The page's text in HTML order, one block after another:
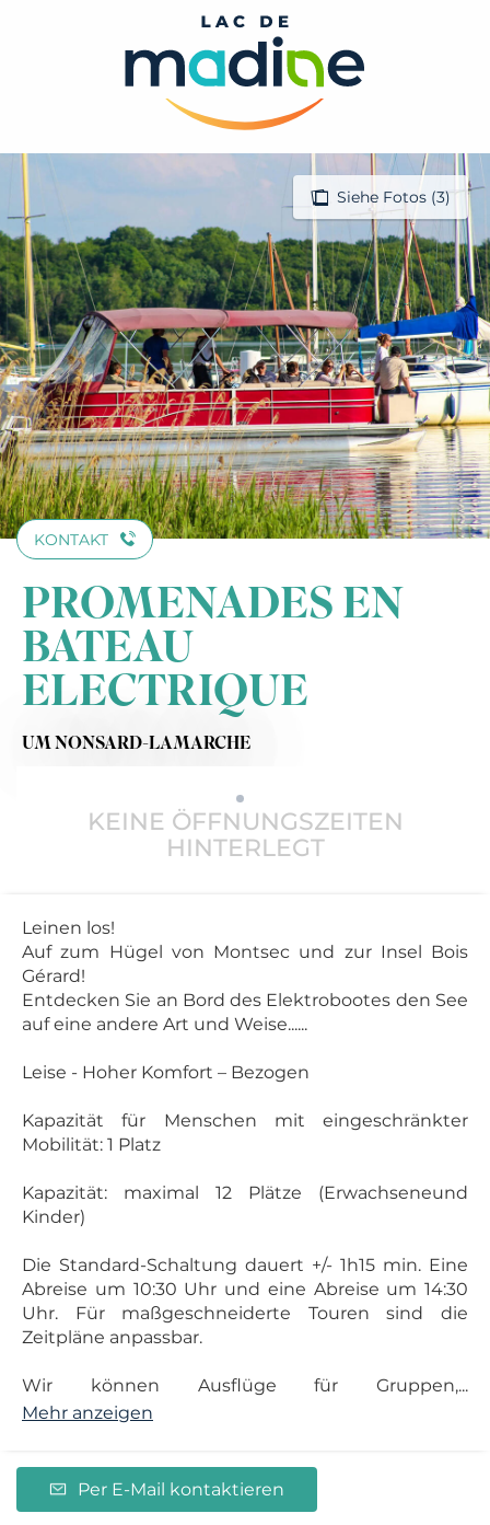
Siehe Fotos (3)
KONTAKT
PROMENADES EN
BATEAU
ELECTRIQUE
UM NONSARD-LAMARCHE
KEINE ÖFFNUNGSZEITEN
HINTERLEGT
Leinen los!
Auf zum Hügel von Montsec und zur Insel Bois
Gérard!
Entdecken Sie an Bord des Elektrobootes den See
auf eine andere Art und Weise......
Leise - Hoher Komfort – Bezogen
Kapazität für Menschen mit eingeschränkter
Mobilität: 1 Platz
Kapazität: maximal 12 Plätze (Erwachseneund
Kinder)
Die Standard-Schaltung dauert +/- 1h15 min. Eine
Abreise um 10:30 Uhr und eine Abreise um 14:30
Uhr. Für maßgeschneiderte Touren sind die
Zeitpläne anpassbar.
Wir können Ausflüge für Gruppen,...
Mehr anzeigen
Per E-Mail kontaktieren